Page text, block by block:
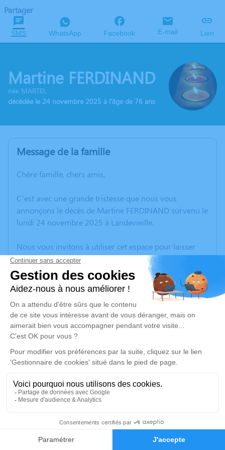
Faire-part Hommages
Partager
SMS WhatsApp Facebook E-mail Lien
Martine FERDINAND
née MARTEL
décédée le 24 novembre 2025 à l'âge de 76 ans
Message de la famille
Chère famille, chers amis,
C’est avec une grande tristesse que nous vous
annonçons le décès de Martine FERDINAND survenu le
lundi 24 novembre 2025 à Landevieille.
Nous vous invitons à utiliser cet espace pour laisser
vos condoléances, partager des photos souvenirs, une
anecdote ou exprimer vos pensées à travers des
poèmes ou des textes. Cet endroit est un lieu
d'expression dédié à honorer la mémoire de Martine
FERDINAND.
Un service de plantation d’arbre hommage est
disponible ici.
Je rends hommage
Cérémonie civile
Crématorium de Vendée d'Olonne sur Mer
Rue de la Petite Bardinière